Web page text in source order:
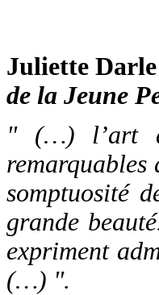
Juliette
de la Jeune
" (…) l’art
remarquables
somptuosité
grande
expriment
(…) ".